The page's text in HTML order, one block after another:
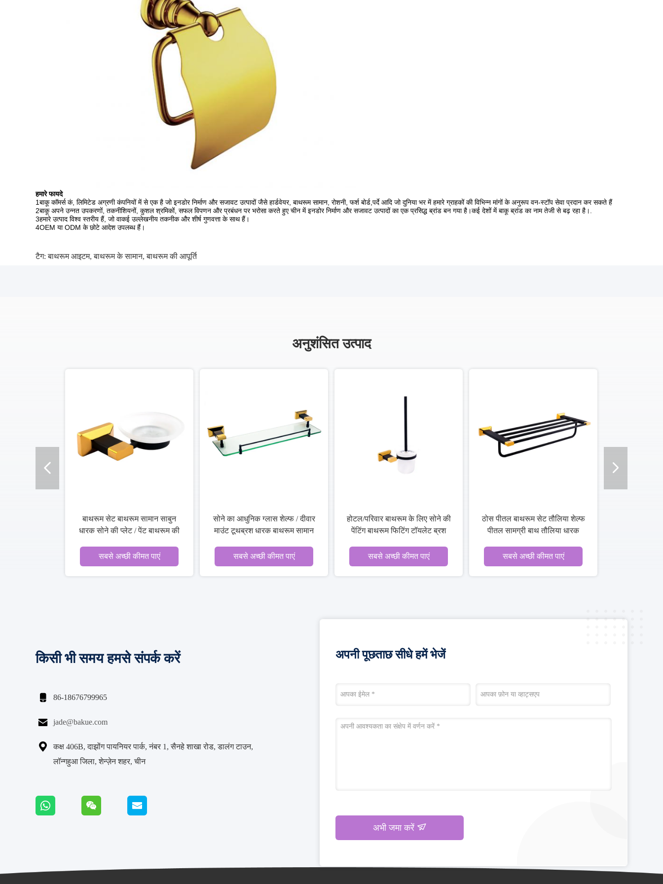
हमारे फायदे
1बाकू कॉमर्स कं, लिमिटेड अग्रणी कंपनियों में से एक है जो इनडोर निर्माण और सजावट उत्पादों जैसे हार्डवेयर, बाथरूम सामान, रोशनी, फर्श बोर्ड,पर्दे आदि जो दुनिया भर में हमारे ग्राहकों की विभिन्न मांगों के अनुरूप वन-स्टॉप सेवा प्रदान कर सकते हैं
2बाकू अपने उन्नत उपकरणों, तकनीशियनों, कुशल श्रमिकों, सफल विपणन और प्रबंधन पर भरोसा करते हुए चीन में इनडोर निर्माण और सजावट उत्पादों का एक प्रसिद्ध ब्रांड बन गया है।कई देशों में बाकू ब्रांड का नाम तेजी से बढ़ रहा है।.
3हमारे उत्पाद विश्व स्तरीय हैं, जो वाकई उल्लेखनीय तकनीक और शीर्ष गुणवत्ता के साथ हैं।
4OEM या ODM के छोटे आदेश उपलब्ध हैं।
टैग:बाथरूम आइटम, बाथरूम के सामान, बाथरूम की आपूर्ति
अनुशंसित उत्पाद
बाथरूम सेट बाथरूम सामान साबुन
धारक सोने की प्लेट / पेंट बाथरूम की
सबसे अच्छी कीमत पाएं
सोने का आधुनिक ग्लास शेल्फ / दीवार
माउंट टूथब्रश धारक बाथरूम सामान
सबसे अच्छी कीमत पाएं
होटल/परिवार बाथरूम के लिए सोने की
पेंटिंग बाथरूम फिटिंग टॉयलेट ब्रश
सबसे अच्छी कीमत पाएं
ठोस पीतल बाथरूम सेट तौलिया शेल्फ
पीतल सामग्री बाथ तौलिया धारक
सबसे अच्छी कीमत पाएं
किसी भी समय हमसे संपर्क करें
 86-18676799965
 jade@bakue.com

कक्ष 406B, दाझोंग पायनियर पार्क, नंबर 1, सैनहे शाखा रोड, डालंग टाउन,
लॉन्गहुआ जिला, शेन्ज़ेन शहर, चीन
अपनी पूछताछ सीधे हमें भेजें
अभी जमा करें